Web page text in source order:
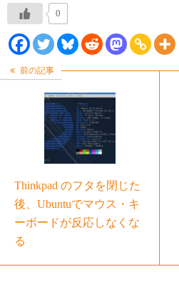
0
前の記事
Thinkpad のフタを閉じた
後、Ubuntuでマウス・キ
ーボードが反応しなくな
る